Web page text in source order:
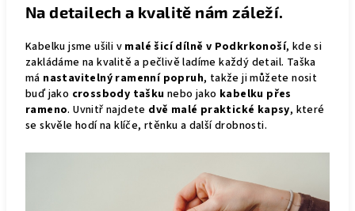
Na detailech a kvalitě nám záleží.
Kabelku jsme ušili v malé šicí dílně v Podkrkonoší, kde si
zakládáme na kvalitě a pečlivě ladíme každý detail. Taška
má nastavitelný ramenní popruh, takže ji můžete nosit
buď jako crossbody tašku nebo jako kabelku přes
rameno. Uvnitř najdete dvě malé praktické kapsy, které
se skvěle hodí na klíče, rtěnku a další drobnosti.